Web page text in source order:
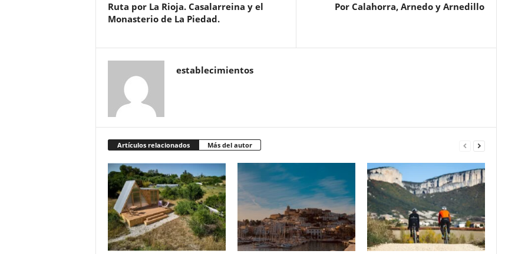
Ruta por La Rioja. Casalarreina y el
Monasterio de La Piedad.
Por Calahorra, Arnedo y Arnedillo
establecimientos
Artículos relacionados Más del autor